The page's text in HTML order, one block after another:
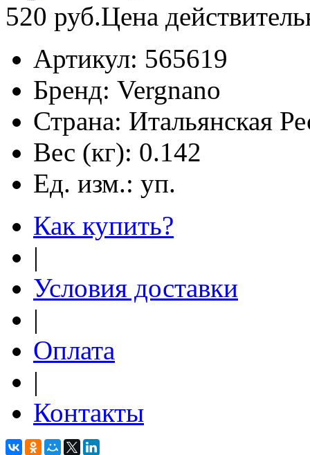
520 руб.Цена
Артикул: 565619
Бренд: Vergnano
Страна: Итальянская
Вес (кг): 0.142
Ед. изм.: уп.
Как купить?
|
Условия доставки
|
Оплата
|
Контакты